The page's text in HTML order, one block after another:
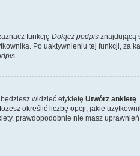
funkcję Dołącz podpis znajdującą
Po uaktywnieniu tej funkcji, za
widzieć etykietę Utwórz ankietę
określić liczbę opcji, jakie
prawdopodobnie nie masz